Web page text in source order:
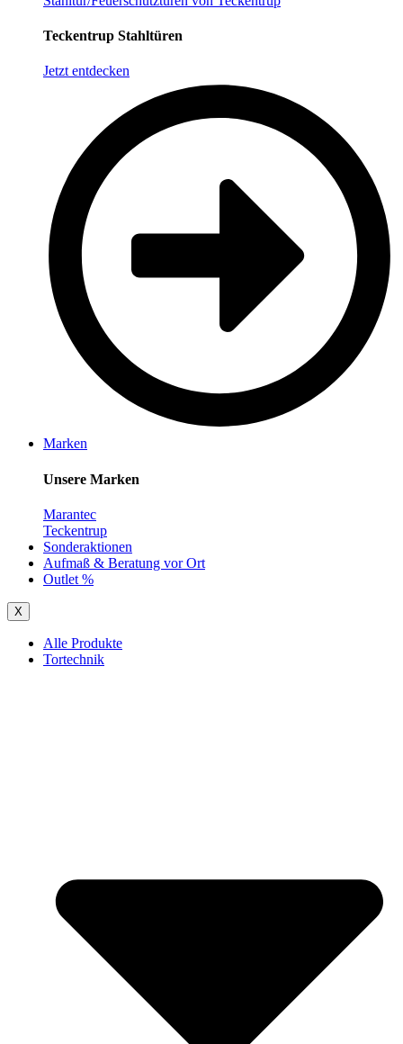
Teckentrup Stahltüren
Jetzt entdecken
Marken
Unsere Marken
Marantec
Teckentrup
Sonderaktionen
Aufmaß & Beratung vor Ort
Outlet %
X
Alle Produkte
Tortechnik